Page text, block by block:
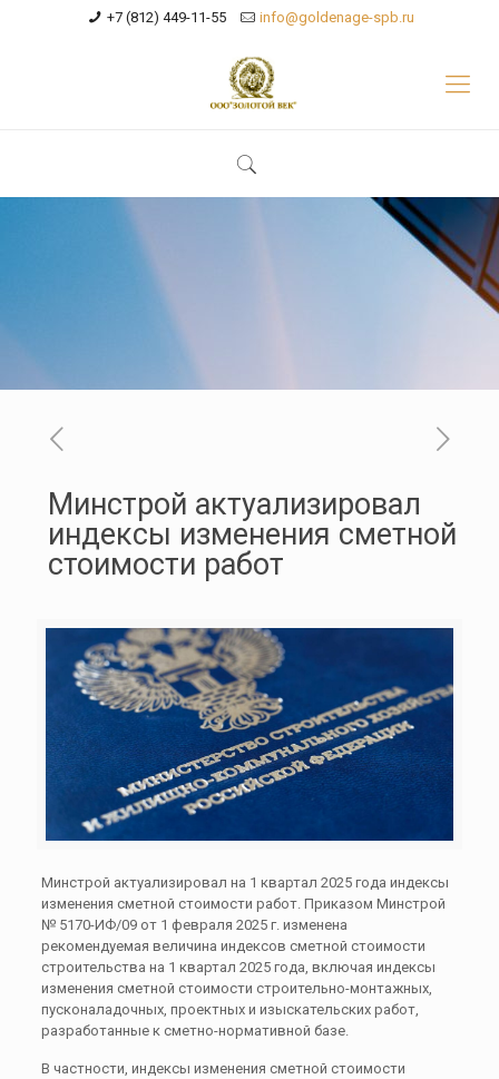
+7 (812) 449-11-55 info@goldenage-spb.ru
Минстрой актуализировал
индексы изменения сметной
стоимости работ
Минстрой актуализировал на 1 квартал 2025 года индексы
изменения сметной стоимости работ. Приказом Минстрой
№ 5170-ИФ/09 от 1 февраля 2025 г. изменена
рекомендуемая величина индексов сметной стоимости
строительства на 1 квартал 2025 года, включая индексы
изменения сметной стоимости строительно-монтажных,
пусконаладочных, проектных и изыскательских работ,
разработанные к сметно-нормативной базе.
В частности, индексы изменения сметной стоимости